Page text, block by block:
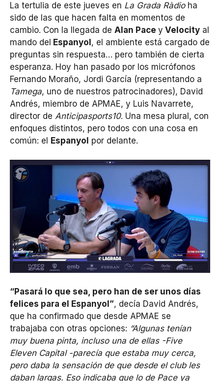
La tertulia de este jueves en La Grada Ràdioha
sido de las que hacen falta en momentos de
cambio. Con la llegada de Alan Pace y Velocity al
mando del Espanyol , el ambiente está cargado de
preguntas sin respuesta… pero también de cierta
esperanza. Hoy han pasado por los micrófonos
Fernando Moraño, Jordi García (representando a
Tamega, uno de nuestros patrocinadores), David
Andrés, miembro de APMAE, y Luis Navarrete,
director de Anticipasports10. Una mesa plural, con
enfoques distintos, pero todos con una cosa en
común: el
Espanyol por delante.
“Pasará lo que sea, pero han de ser unos días
felices para el Espanyol”, decía David Andrés,
que ha confirmado que desde APMAE se
trabajaba con otras opciones: “Algunas tenían
muy buena pinta, incluso una de ellas -Five
Eleven Capital -parecía que estaba muy cerca,
pero daba la sensación de que desde el club les
daban largas. Eso indicaba que lo de Pace ya